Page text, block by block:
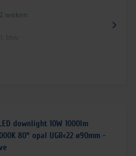
weken
downlight 10W 1000lm
80° opal UGR<22 ø90mm -